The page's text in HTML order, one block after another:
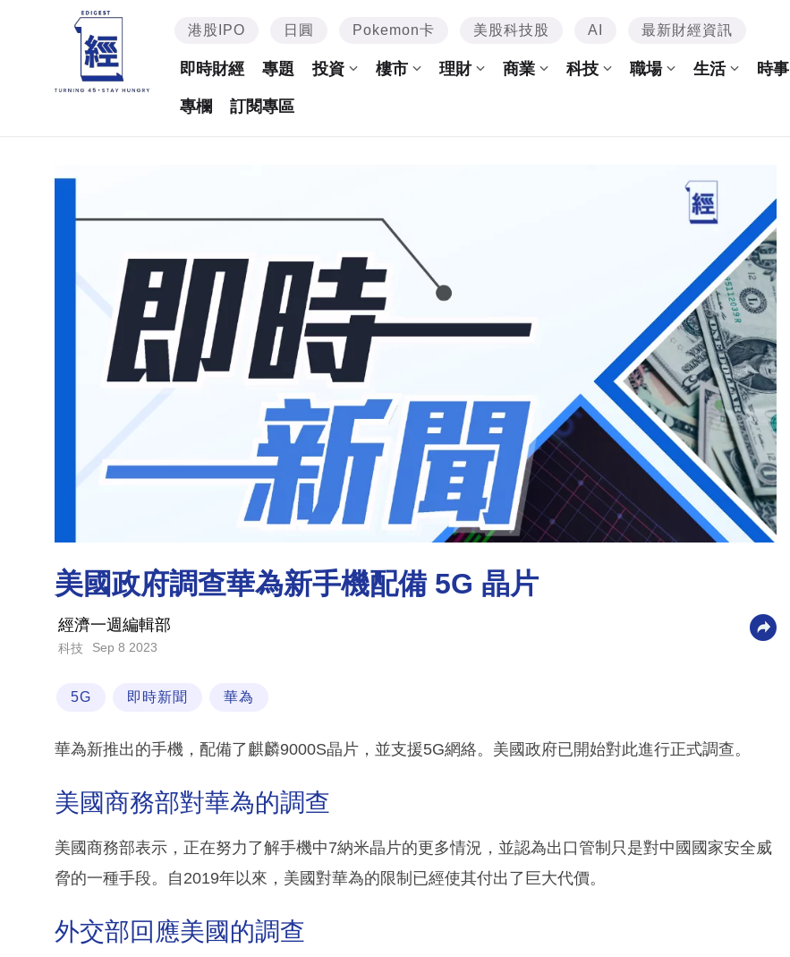
港股IPO 日圓 Pokemon卡 美股科技股 AI 最新財經資訊
即時財經 專題 投資 樓市 理財 商業 科技 職場 生活 時事
專欄 訂閱專區
美國政府調查華為新手機配備 5G 晶片
經濟一週編輯部
科技 Sep 8 2023
5G 即時新聞 華為
華為新推出的手機，配備了麒麟9000S晶片，並支援5G網絡。美國政府已開始對此進行正式調查。
美國商務部對華為的調查
美國商務部表示，正在努力了解手機中7納米晶片的更多情況，並認為出口管制只是對中國國家安全威
脅的一種手段。自2019年以來，美國對華為的限制已經使其付出了巨大代價。
外交部回應美國的調查